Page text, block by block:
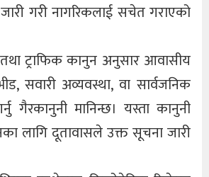
गरी नागरिकलाई सचेत गराएको
ट्राफिक कानुन अनुसार आवासीय
सवारी अव्यवस्था, वा सार्वजनिक
गैरकानुनी मानिन्छ। यस्ता कानुनी
लागि दूतावासले उक्त सूचना जारी